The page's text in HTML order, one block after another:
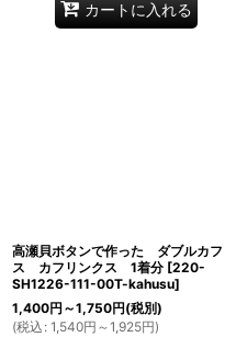
カートに入れる
高瀬貝ボタンで作った ダブルカフ
ス カフリンクス 1着分 [220-
SH1226-111-00T-kahusu]
1,400円 ～1,750円(税別)
(税込 : 1,540円 ～1,925円)